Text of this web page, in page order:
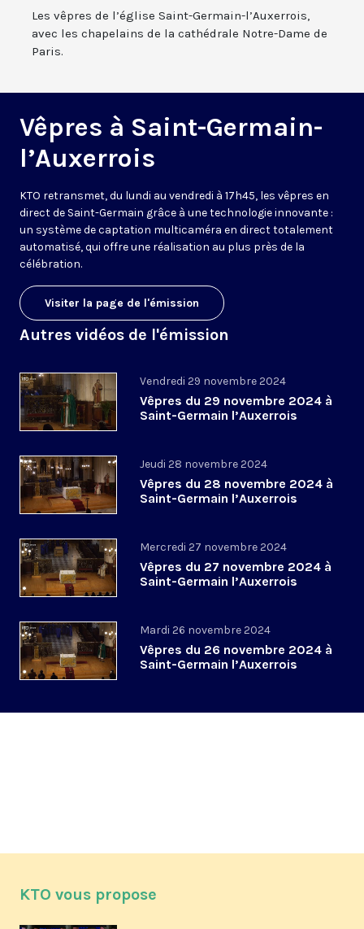
Les vêpres de l’église Saint-Germain-l’Auxerrois,
avec les chapelains de la cathédrale Notre-Dame de
Paris.
Vêpres à Saint-Germain-
l’Auxerrois
KTO retransmet, du lundi au vendredi à 17h45, les vêpres en
direct de Saint-Germain grâce à une technologie innovante :
un système de captation multicaméra en direct totalement
automatisé, qui offre une réalisation au plus près de la
célébration.
Visiter la page de l'émission
Autres vidéos de l'émission
Vendredi 29 novembre 2024
Vêpres du 29 novembre 2024 à
Saint-Germain l’Auxerrois
Jeudi 28 novembre 2024
Vêpres du 28 novembre 2024 à
Saint-Germain l’Auxerrois
Mercredi 27 novembre 2024
Vêpres du 27 novembre 2024 à
Saint-Germain l’Auxerrois
Mardi 26 novembre 2024
Vêpres du 26 novembre 2024 à
Saint-Germain l’Auxerrois
KTO vous propose